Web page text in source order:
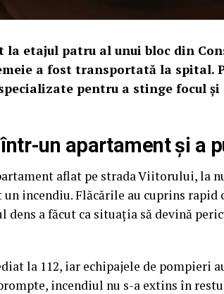
la etajul patru al unui bloc din
a fost transportată la spital.
pentru a stinge focul
un apartament și a
aflat pe strada Viitorului, la
incendiu. Flăcările au cuprins rapid
a făcut ca situaţia să devină
la 112, iar echipajele de pompieri
incendiul nu s-a extins în